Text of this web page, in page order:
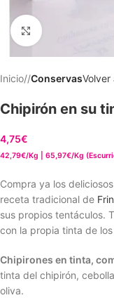
Clic para ampliar
Inicio/ Conservas
Chipirón en su
4,75€
42,79€/Kg | 65,97€/Kg
Compra ya los
receta tradicional de
sus propios tentáculos.
con la propia tinta de
Chipirones en tinta,
tinta del chipirón,
oliva.